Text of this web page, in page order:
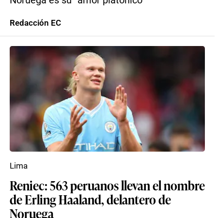
Redacción EC
Reniec: 563 peruanos llevan el nombre
de Erling Haaland, delantero de
Noruega
Lima